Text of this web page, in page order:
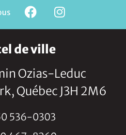
de ville
Ozias-Leduc
Québec J3H 2M6
536-0303